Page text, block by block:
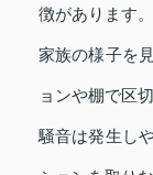
徴があります。
家族の様子を
ョンや棚で区
騒音は発生し